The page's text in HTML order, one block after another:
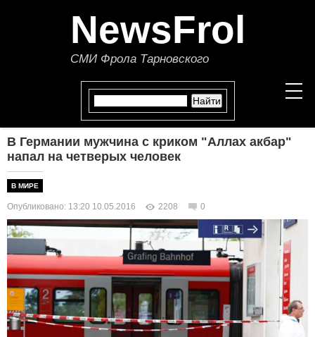
NewsFrol
СМИ Фрола Тарновского
НОВОСТИ
ПОЛИТИКА
ЭКОНОМИКА
В МИРЕ
ОБЩЕСТВО
В Германии мужчина с криком "Аллах акбар"
напал на четверых человек
В МИРЕ
Опубликовано: 13:20 10.05.2016 2208 0